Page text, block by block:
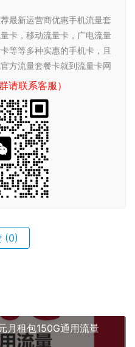
最新运营商优惠手机流量套
卡，移动流量卡，广电流量
等等多种实惠的手机卡，且
方流量套餐卡就到流量卡网
请联系客服）
(0)
月租包150G通用流量